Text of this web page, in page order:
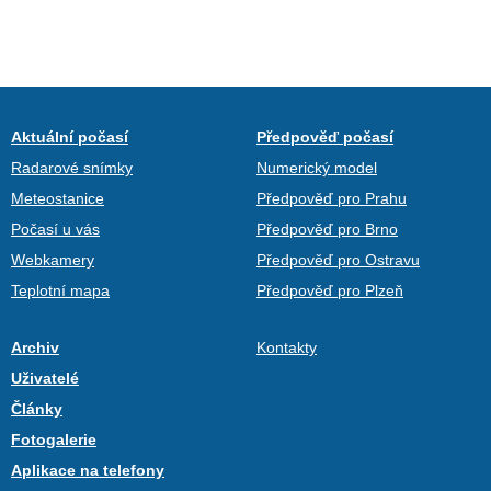
Aktuální počasí
Radarové snímky
Meteostanice
Počasí u vás
Webkamery
Teplotní mapa
Předpověď počasí
Numerický model
Předpověď pro Prahu
Předpověď pro Brno
Předpověď pro Ostravu
Předpověď pro Plzeň
Archiv
Uživatelé
Články
Fotogalerie
Aplikace na telefony
Kontakty